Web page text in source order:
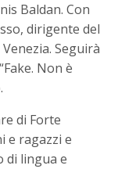
Baldan. Con
dirigente del
Seguirà
Non è
di Forte
e ragazzi e
di lingua e